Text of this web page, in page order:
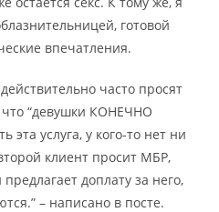
готовой
впечатления.
часто просят
что “девушки КОНЕЧНО
эта услуга, у кого-то нет ни
клиент просит МБР,
доплату за него,
– написано в посте.